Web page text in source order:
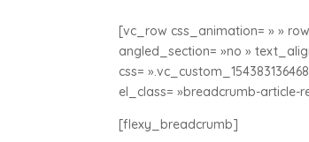
[vc_row css_animation= » »
angled_section= »no »
css=
el_class= »breadcrumb-
[flexy_breadcrumb]